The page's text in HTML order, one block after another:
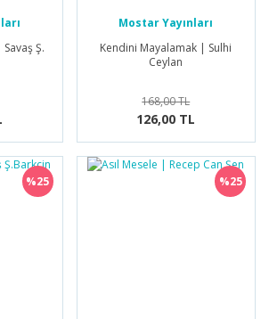
Ş.
Mostar Yayınları
Kendini Mayalamak | Sulhi
Ceylan
168,00 TL
126,00 TL
%25 %25